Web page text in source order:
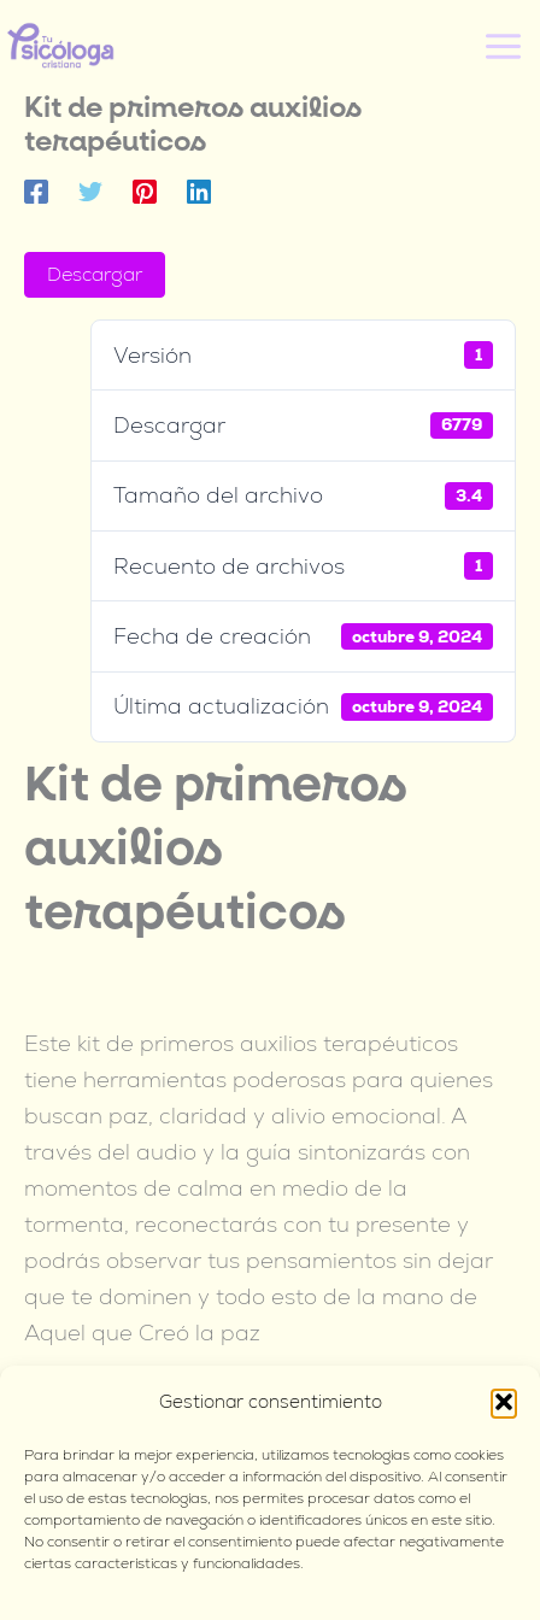
Gestionar consentimiento
Para brindar la mejor experiencia, utilizamos tecnologías como cookies
para almacenar y/o acceder a información del dispositivo. Al consentir
el uso de estas tecnologías, nos permites procesar datos como el
comportamiento de navegación o identificadores únicos en este sitio.
No consentir o retirar el consentimiento puede afectar negativamente
ciertas características y funcionalidades.
al
contenido
Kit de primeros auxilios
terapéuticos
Descargar
Versión 1
Descargar 6779
Tamaño del archivo 3.4
Recuento de archivos 1
Fecha de creación octubre 9, 2024
Última actualización octubre 9, 2024
Kit de primeros
auxilios
terapéuticos
Este kit de primeros auxilios terapéuticos
tiene herramientas poderosas para quienes
buscan paz, claridad y alivio emocional. A
través del audio y la guía sintonizarás con
momentos de calma en medio de la
tormenta, reconectarás con tu presente y
podrás observar tus pensamientos sin dejar
que te dominen y todo esto de la mano de
Aquel que Creó la paz
←Archivo anterior Archivo siguiente